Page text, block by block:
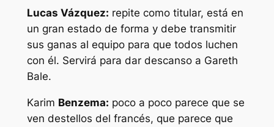
Lucas Vázquez: repite como titular, está en
un gran estado de forma y debe transmitir
sus ganas al equipo para que todos luchen
con él. Servirá para dar descanso a Gareth
Bale.
Karim Benzema: poco a poco parece que se
ven destellos del francés, que parece que